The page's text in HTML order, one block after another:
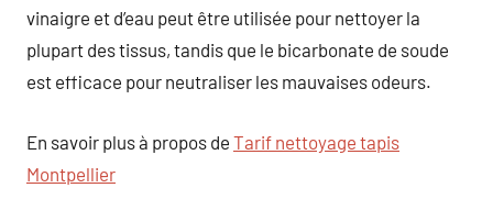
vinaigre et d’eau peut être utilisée pour nettoyer la
plupart des tissus, tandis que le bicarbonate de soude
est efficace pour neutraliser les mauvaises odeurs.
En savoir plus à propos de Tarif nettoyage tapis
Montpellier